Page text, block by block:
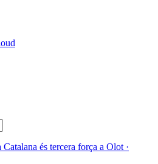
és tercera força a Olot ·